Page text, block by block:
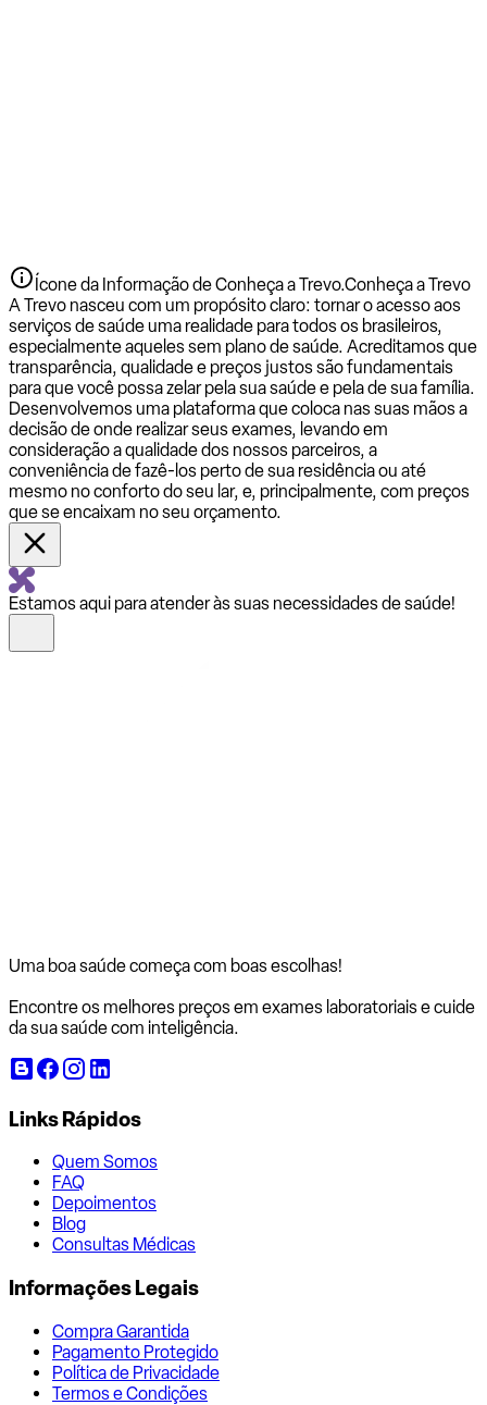
Ícone da Informação de Conheça a Trevo.Conheça a Trevo
A Trevo nasceu com um propósito claro: tornar o acesso aos
serviços de saúde uma realidade para todos os brasileiros,
especialmente aqueles sem plano de saúde. Acreditamos que
transparência, qualidade e preços justos são fundamentais
para que você possa zelar pela sua saúde e pela de sua família.
Desenvolvemos uma plataforma que coloca nas suas mãos a
decisão de onde realizar seus exames, levando em
consideração a qualidade dos nossos parceiros, a
conveniência de fazê-los perto de sua residência ou até
mesmo no conforto do seu lar, e, principalmente, com preços
que se encaixam no seu orçamento.
Estamos aqui para atender às suas necessidades de saúde!
Uma boa saúde começa com boas escolhas!
Encontre os melhores preços em exames laboratoriais e cuide
da sua saúde com inteligência.
Links Rápidos
Quem Somos
FAQ
Depoimentos
Blog
Consultas Médicas
Informações Legais
Compra Garantida
Pagamento Protegido
Política de Privacidade
Termos e Condições